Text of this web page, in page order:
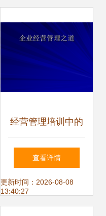
经营管理培训中的
数据处理服务 关键
要素与实践指南
查看详情
更新时间：2026-08-08
13:40:27